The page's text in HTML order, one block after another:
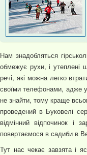
Нам знадобляться
обмежує рухи, і утеплені
речі, які можна легко
своїми телефонами, адже
не знайти, тому краще
проведений в Буковелі
відмінний відпочинок і
повертаємося в садиби в
Тут нас чекає завзята і